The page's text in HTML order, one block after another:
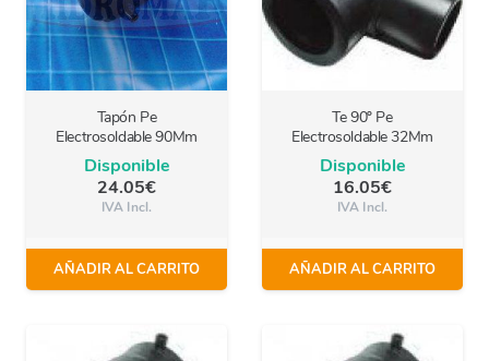
Tapón Pe
Electrosoldable 90Mm
Disponible
24.05€
IVA Incl.
AÑADIR AL CARRITO
Te 90º Pe
Electrosoldable 32Mm
Disponible
16.05€
IVA Incl.
AÑADIR AL CARRITO